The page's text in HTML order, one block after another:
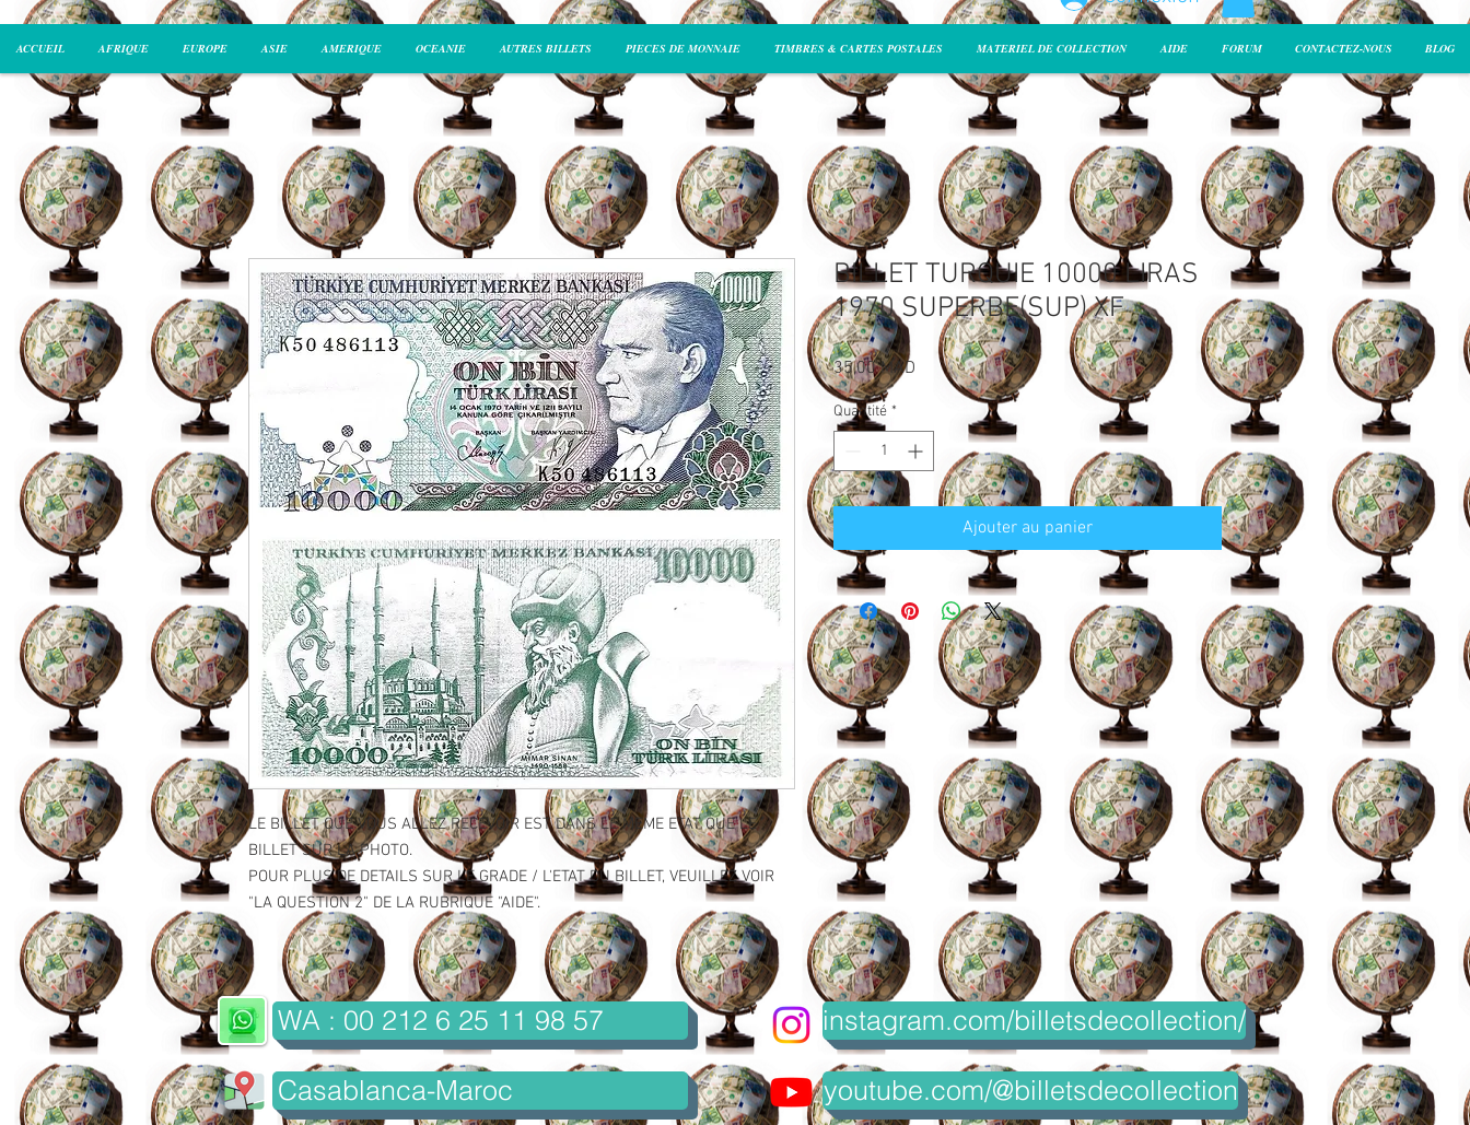
ACCUEIL AFRIQUE EUROPE ASIE AMERIQUE OCEANIE AUTRES BILLETS PIECES DE MONNAIE TIMBRES & CARTES POSTALES MATERIEL DE COLLECTION AIDE FORUM CONTACTEZ-NOUS BLOG
LE BILLET QUE VOUS ALLEZ RECEVOIR EST DANS LE MEME ETAT QUE LE
BILLET SUR LA PHOTO.
POUR PLUS DE DETAILS SUR LE GRADE / L'ETAT DU BILLET, VEUILLEZ VOIR
"LA QUESTION 2" DE LA RUBRIQUE "AIDE".
BILLET TURQUIE 10000 LIRAS
1970 SUPERBE(SUP) XF
35,00 MAD Prix
Quantité *
Ajouter au panier
WA : 00 212 6 25 11 98 57
Casablanca-Maroc
instagram.com/billetsdecollection/
youtube.com/@billetsdecollection